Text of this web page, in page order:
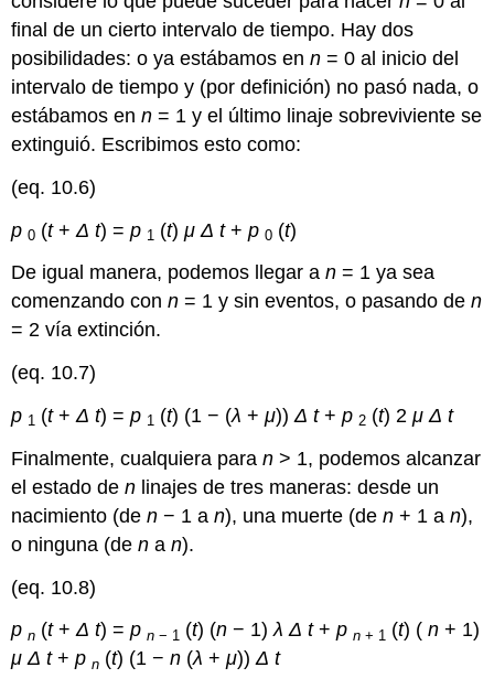
final de un cierto intervalo de tiempo. Hay dos
posibilidades: o ya estábamos enn = 0 al inicio del
intervalo de tiempo y (por definición) no pasó nada, o
estábamos enn = 1 y el último linaje sobreviviente se
extinguió. Escribimos esto como:
(eq. 10.6)
p 0 (t+Δ t) =p 1 (t)μ Δ t+p 0 (t)
De igual manera, podemos llegar an = 1 ya sea
comenzando conn = 1 y sin eventos, o pasando den
= 2 vía extinción.
(eq. 10.7)
p 1 (t+Δ t) =p 1 (t) (1 − (λ +μ))Δ t+p 2 (t) 2μ Δ t
Finalmente, cualquiera paran > 1, podemos alcanzar
el estado den linajes de tres maneras: desde un
nacimiento (den − 1 an), una muerte (den + 1 an),
o ninguna (den an).
(eq. 10.8)
p n (t+Δ t) =p n − 1 (t) (n − 1)λ Δ t+p n + 1 (t) (n + 1)
μ Δ t+p n (t) (1 −n (λ +μ))Δ t